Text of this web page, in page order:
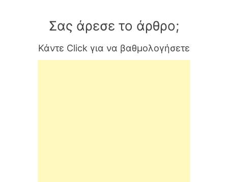
Σας άρεσε το άρθρο;
Κάντε Click για να βαθμολογήσετε